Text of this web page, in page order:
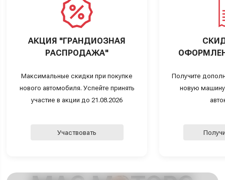
АКЦИЯ "ГРАНДИОЗНАЯ
РАСПРОДАЖА"
Максимальные скидки при покупке
нового автомобиля. Успейте принять
участие в акции до 21.08.2026
Участвовать
Получите
новую